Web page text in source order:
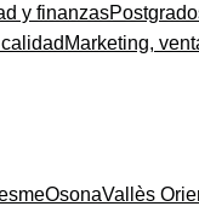
y finanzas
Marketing,
OsonaVallès